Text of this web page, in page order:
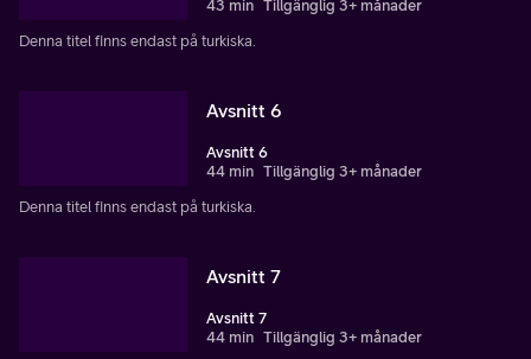
43 min Tillgänglig 3+ månader
Denna titel finns endast på turkiska.
Avsnitt 6
Avsnitt 6
44 min Tillgänglig 3+ månader
Denna titel finns endast på turkiska.
Avsnitt 7
Avsnitt 7
44 min Tillgänglig 3+ månader